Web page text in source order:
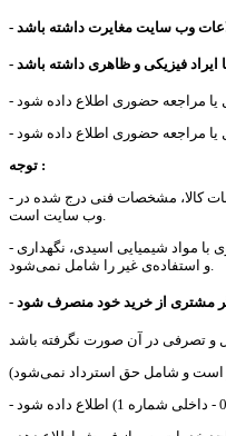
- وب سایت مغایرت داشته باشد
- ایراد فیزیکی و ظاهری داشته باشد
توجه :
- عکس محصولات جهت اطلاع و کمک به خرید مشتری است و از آنجا که ممکن است در پاره ای جزییات با کالای اصلی تفاوت هایی داشته باشد به استناد آنها نمی توان اعلام مغایرت کرد. ملاک وجود مغایرت در مشخصات کالا، مشخصات فنی درج شده در
وب سایت است.
- این سرویس شامل اشکال‏‏‌های فنی و ظاهری (شکستگی، خط و خش و مانند آن روی بدنه کالا و قطعات تزئینی) که در اثر استفاده نادرست کاربر پس از تحویل کالا ایجاد شده باشد، مواردی مانند ضربه خوردن ، شستشوی با مواد شیمیایی اسیدی، نگهداری
و استفاده‌ی غیر را شامل نمی‌شود.